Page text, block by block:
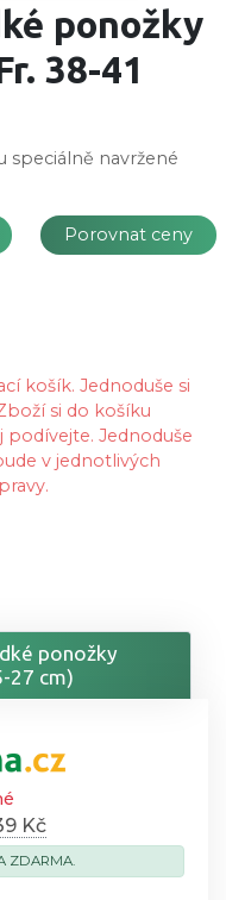
ponožky
38-41
speciálně navržené
Porovnat ceny
košík. Jednoduše si
si do košíku
Jednoduše
v jednotlivých
ponožky
27 cm)
Kč
ZDARMA.